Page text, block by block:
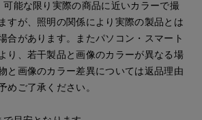
能な限り実際の商品に近いカラーで撮
すが、照明の関係により実際の製品とは
合があります。またパソコン・スマート
り、若干製品と画像のカラーが異なる場
と画像のカラー差異については返品理由
めご了承ください。